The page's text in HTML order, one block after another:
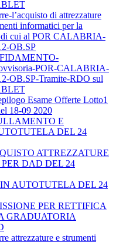
l’acquisto di attrezzature
informatici per la
di cui al POR CALABRIA-
OB.SP
POR-CALABRIA-
OB.SP-Tramite-RDO sul
Esame Offerte Lotto1
18-09 2020
E
DEL 24
ATTREZZATURE
DAD DEL 24
AUTOTUTELA DEL 24
PER RETTIFICA
GRADUATORIA
attrezzature e strumenti